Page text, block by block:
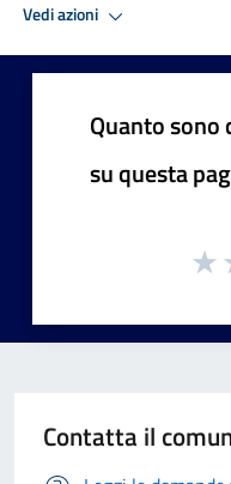
Vedi azioni
Quanto
su questa
Contatta il